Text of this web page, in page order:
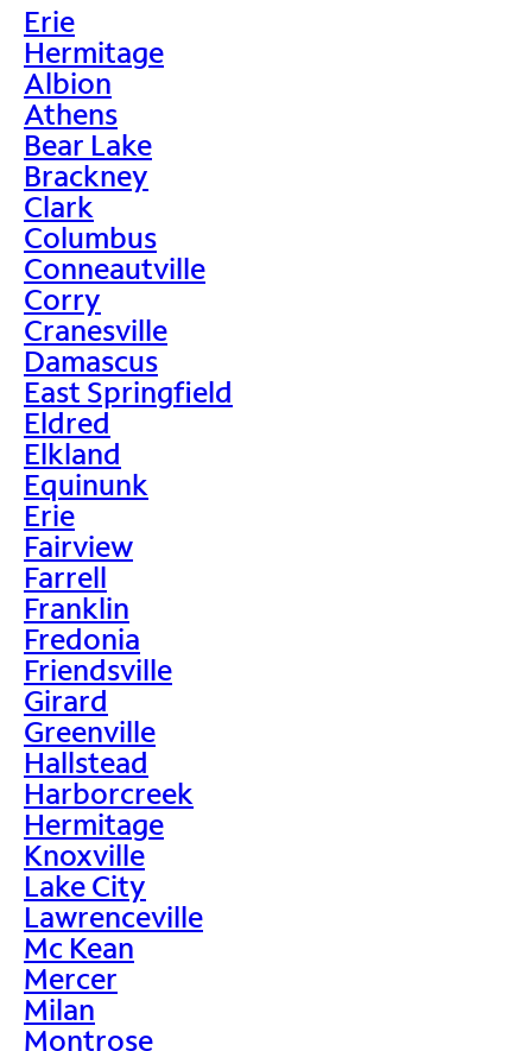
Erie
Hermitage
Albion
Athens
Bear Lake
Brackney
Clark
Columbus
Conneautville
Corry
Cranesville
Damascus
East Springfield
Eldred
Elkland
Equinunk
Erie
Fairview
Farrell
Franklin
Fredonia
Friendsville
Girard
Greenville
Hallstead
Harborcreek
Hermitage
Knoxville
Lake City
Lawrenceville
Mc Kean
Mercer
Milan
Montrose